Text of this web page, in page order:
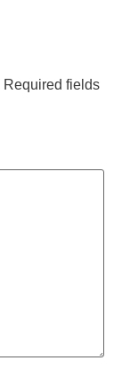
Required fields